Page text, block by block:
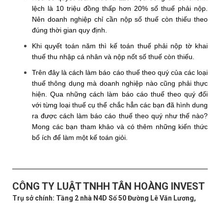
lệch là 10 triệu đồng thấp hơn 20% số thuế phải nộp.
Nên doanh nghiệp chỉ cần nộp số thuế còn thiếu theo
đúng thời gian quy định.
Khi quyết toán năm thì kế toán thuế phải nộp tờ khai
thuế thu nhập cá nhân và nộp nốt số thuế còn thiếu.
Trên đây là cách làm báo cáo thuế theo quý của các loại
thuế thông dụng mà doanh nghiệp nào cũng phải thực
hiện. Qua những cách làm báo cáo thuế theo quý đối
với từng loại thuế cụ thể chắc hẳn các bạn đã hình dung
ra được cách làm báo cáo thuế theo quý như thế nào?
Mong các bạn tham khảo và có thêm những kiến thức
bổ ích để làm một kế toán giỏi.
CÔNG TY LUẬT TNHH TÂN HOÀNG INVEST
Trụ sở chính: Tầng 2 nhà N4D Số 50 Đường Lê Văn Lương,